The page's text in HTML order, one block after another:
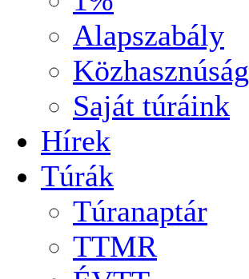
Alapszabály
Közhasznúság
Saját túráink
Hírek
Túrák
Túranaptár
TTMR